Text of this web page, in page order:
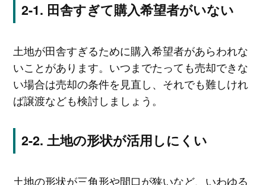
田舎すぎて購入希望者がいない
土地が田舎すぎるために購入希望者があらわれな
いことがあります。いつまでたっても売却できな
い場合は売却の条件を見直し、それでも難しけれ
ば譲渡なども検討しましょう。
土地の形状が活用しにくい
土地の形状が三角形や間口が狭いなど、いわゆる